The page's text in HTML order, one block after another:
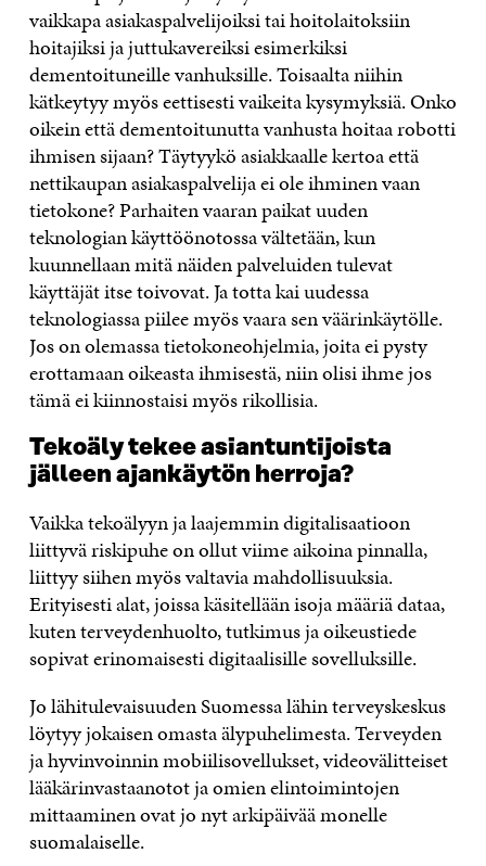
vaikkapa asiakaspalvelijoiksi tai hoitolaitoksiin
hoitajiksi ja juttukavereiksi esimerkiksi
dementoituneille vanhuksille. Toisaalta niihin
kätkeytyy myös eettisesti vaikeita kysymyksiä. Onko
oikein että dementoitunutta vanhusta hoitaa robotti
ihmisen sijaan? Täytyykö asiakkaalle kertoa että
nettikaupan asiakaspalvelija ei ole ihminen vaan
tietokone? Parhaiten vaaran paikat uuden
teknologian käyttöönotossa vältetään, kun
kuunnellaan mitä näiden palveluiden tulevat
käyttäjät itse toivovat. Ja totta kai uudessa
teknologiassa piilee myös vaara sen väärinkäytölle.
Jos on olemassa tietokoneohjelmia, joita ei pysty
erottamaan oikeasta ihmisestä, niin olisi ihme jos
tämä ei kiinnostaisi myös rikollisia.
Tekoäly tekee asiantuntijoista
jälleen ajankäytön herroja?
Vaikka tekoälyyn ja laajemmin digitalisaatioon
liittyvä riskipuhe on ollut viime aikoina pinnalla,
liittyy siihen myös valtavia mahdollisuuksia.
Erityisesti alat, joissa käsitellään isoja määriä dataa,
kuten terveydenhuolto, tutkimus ja oikeustiede
sopivat erinomaisesti digitaalisille sovelluksille.
Jo lähitulevaisuuden Suomessa lähin terveyskeskus
löytyy jokaisen omasta älypuhelimesta. Terveyden
ja hyvinvoinnin mobiilisovellukset, videovälitteiset
lääkärinvastaanotot ja omien elintoimintojen
mittaaminen ovat jo nyt arkipäivää monelle
suomalaiselle.